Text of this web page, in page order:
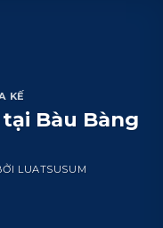
KẾ
Bàu Bàng
LUATSUSUM